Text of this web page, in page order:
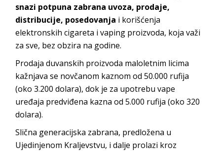
snazi potpuna zabrana uvoza, prodaje,
distribucije, posedovanja i korišćenja
elektronskih cigareta i vaping proizvoda, koja važi
za sve, bez obzira na godine.
Prodaja duvanskih proizvoda maloletnim licima
kažnjava se novčanom kaznom od 50.000 rufija
(oko 3.200 dolara), dok je za upotrebu vape
uređaja predviđena kazna od 5.000 rufija (oko 320
dolara).
Slična generacijska zabrana, predložena u
Ujedinjenom Kraljevstvu, i dalje prolazi kroz